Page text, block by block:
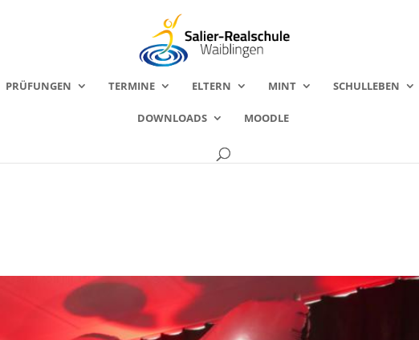
PRÜFUNGEN TERMINE ELTERN MINT SCHULLEBEN
DOWNLOADS MOODLE